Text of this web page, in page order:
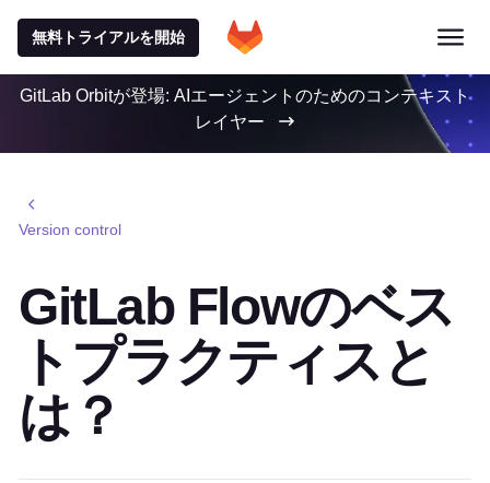
無料トライアルを開始
GitLab Orbitが登場: AIエージェントのためのコンテキスト
レイヤー
Version control
GitLab Flowのベス
トプラクティスと
は？